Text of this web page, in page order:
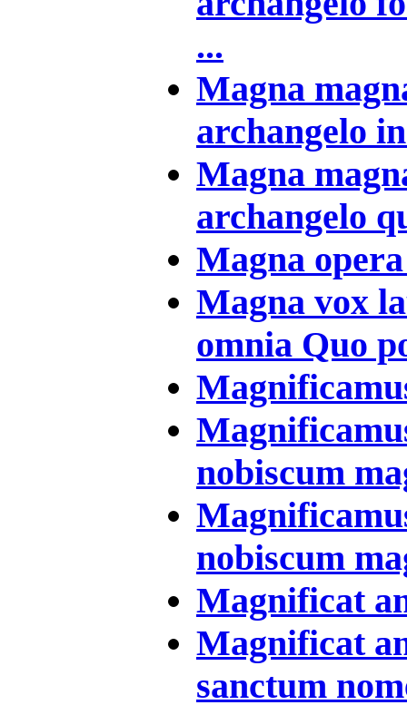
...
Magna
archangelo
Magna
archangelo
Magna
Magna vox
omnia Quo
nobiscum
nobiscum
Magnificat
Magnificat
sanctum